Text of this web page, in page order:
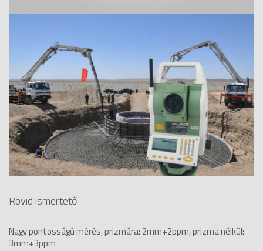
Rövid ismertető
Nagy pontosságú mérés, prizmára: 2mm+2ppm, prizma nélkül:
3mm+3ppm